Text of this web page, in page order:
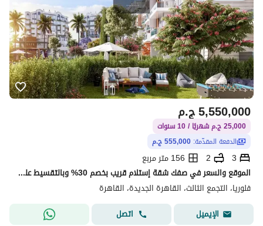
ج.م5,550,000
25,000 ج.م شهريًا / 10 سنوات
الدفعة المقدّمة: 555,000 ج.م
3
2
156 متر مربع
الموقع والسعر في صفك شقة إستلام قريب بخصم 30% وبالتقسيط علي 10 سنوات R8 العاصمة الجديدة ‏‎ڤيو علي مساحات خضراء و بحيرات صناعية
فلوريا، التجمع الثالث، القاهرة الجديدة، القاهرة
الإيميل
اتصل